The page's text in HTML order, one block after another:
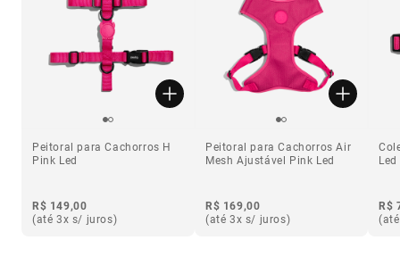
Peitoral para Cachorros H
Pink Led
R$ 149,00
(até 3x s/ juros)
Peitoral para Cachorros Air
Mesh Ajustável Pink Led
R$ 169,00
(até 3x s/ juros)
Led
R$